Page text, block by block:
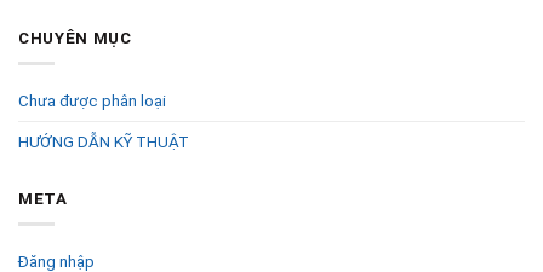
CHUYÊN MỤC
Chưa được phân loại
HƯỚNG DẪN KỸ THUẬT
META
Đăng nhập